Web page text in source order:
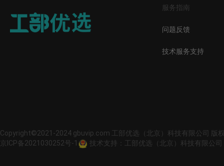
服务指南
问题反馈
技术服务支持
Copyright©2021-2024 gbuvip.com 工部优选（北京）科技有限公司 版
京ICP备2021030252号-1
技术支持：工部优选（北京）科技有限公司